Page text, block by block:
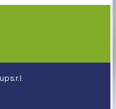
s.r.l.